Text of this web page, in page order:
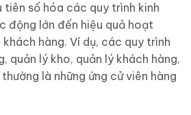
tiên số hóa các quy trình kinh
động lớn đến hiệu quả hoạt
hàng. Ví dụ, các quy trình
quản lý kho, quản lý khách hàng,
là những ứng cử viên hàng